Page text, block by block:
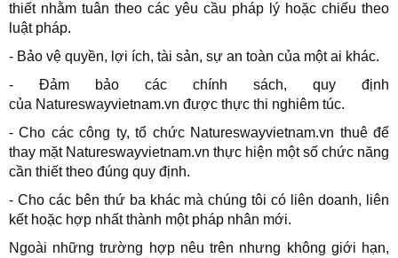
thiết nhằm tuân theo các yêu cầu pháp lý hoặc chiếu theo
luật pháp.
- Bảo vệ quyền, lợi ích, tài sản, sự an toàn của một ai khác.
- Đảm bảo các chính sách, quy định
của Natureswayvietnam.vn được thực thi nghiêm túc.
- Cho các công ty, tổ chức Natureswayvietnam.vn thuê để
thay mặt Natureswayvietnam.vn thực hiện một số chức năng
cần thiết theo đúng quy định.
- Cho các bên thứ ba khác mà chúng tôi có liên doanh, liên
kết hoặc hợp nhất thành một pháp nhân mới.
Ngoài những trường hợp nêu trên nhưng không giới hạn,